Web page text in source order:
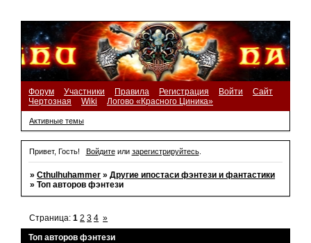
Форум Участники Правила Регистрация Войти
Сайт
Чертозная
Wiki Логово «Красного Циника»
Активные темы
Привет, Гость! Войдитеили зарегистрируйтесь.
»Cthulhuhammer »Другие ипостаси фэнтези и фантастики
»Топ авторов фэнтези
Топ авторов фэнтези
Страница:1 2 3 4 »